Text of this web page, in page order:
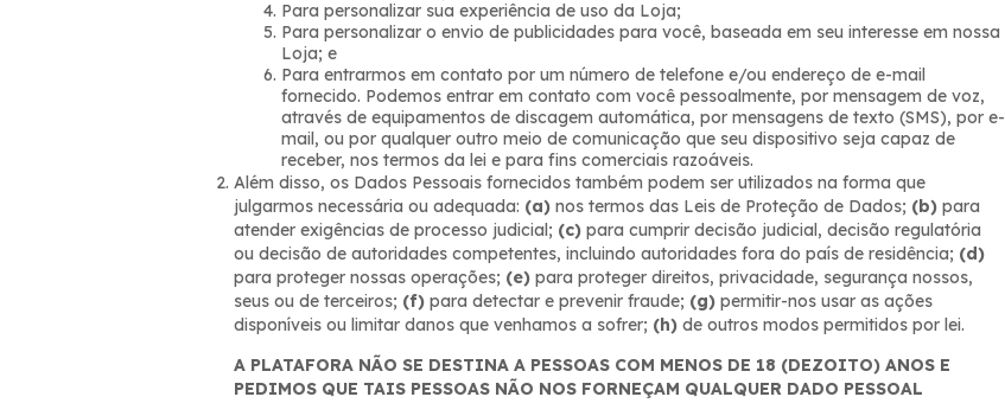
Para personalizar sua experiência de uso da Loja;
Para personalizar o envio de publicidades para você, baseada em seu interesse em nossa
Loja; e
Para entrarmos em contato por um número de telefone e/ou endereço de e-mail
fornecido. Podemos entrar em contato com você pessoalmente, por mensagem de voz,
através de equipamentos de discagem automática, por mensagens de texto (SMS), por e-
mail, ou por qualquer outro meio de comunicação que seu dispositivo seja capaz de
receber, nos termos da lei e para fins comerciais razoáveis.
Além disso, os Dados Pessoais fornecidos também podem ser utilizados na forma que
julgarmos necessária ou adequada: (a) nos termos das Leis de Proteção de Dados; (b) para
atender exigências de processo judicial; (c) para cumprir decisão judicial, decisão regulatória
ou decisão de autoridades competentes, incluindo autoridades fora do país de residência; (d)
para proteger nossas operações; (e) para proteger direitos, privacidade, segurança nossos,
seus ou de terceiros; (f) para detectar e prevenir fraude; (g) permitir-nos usar as ações
disponíveis ou limitar danos que venhamos a sofrer; (h) de outros modos permitidos por lei.
A PLATAFORA NÃO SE DESTINA A PESSOAS COM MENOS DE 18 (DEZOITO) ANOS E
PEDIMOS QUE TAIS PESSOAS NÃO NOS FORNEÇAM QUALQUER DADO PESSOAL